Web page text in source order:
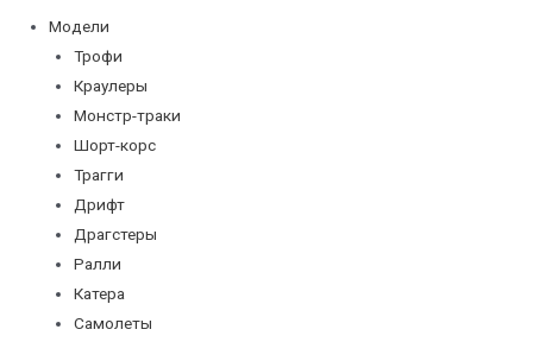
Модели
Трофи
Краулеры
Монстр-траки
Шорт-корс
Трагги
Дрифт
Драгстеры
Ралли
Катера
Самолеты